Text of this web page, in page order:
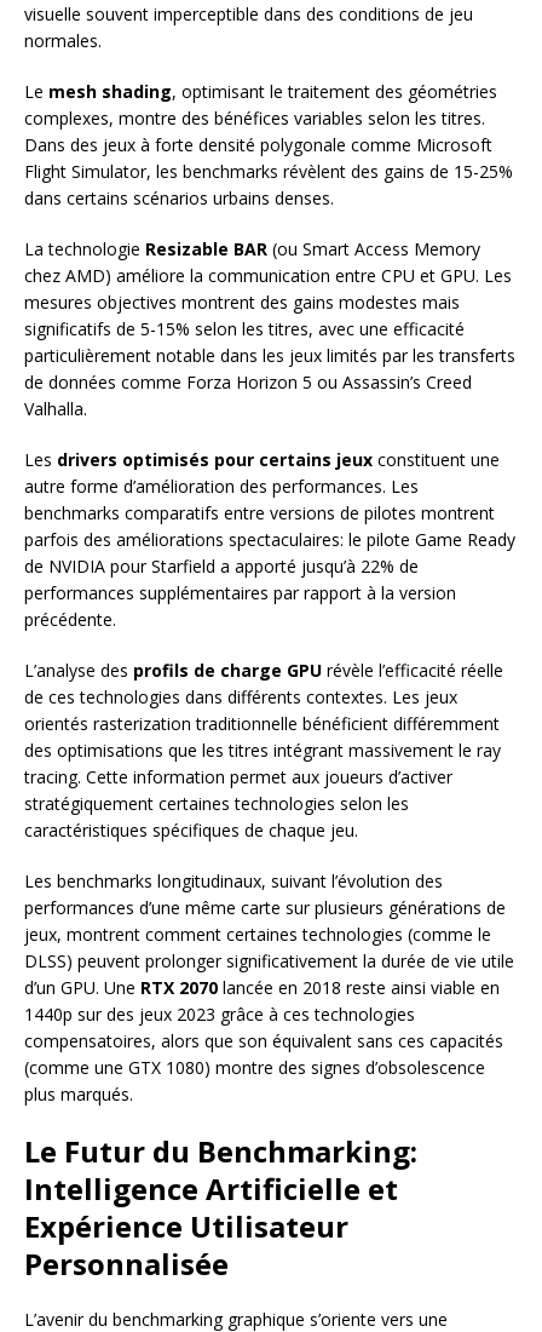
visuelle souvent imperceptible dans des conditions de jeu
normales.
Le mesh shading, optimisant le traitement des géométries
complexes, montre des bénéfices variables selon les titres.
Dans des jeux à forte densité polygonale comme Microsoft
Flight Simulator, les benchmarks révèlent des gains de 15-25%
dans certains scénarios urbains denses.
La technologie Resizable BAR (ou Smart Access Memory
chez AMD) améliore la communication entre CPU et GPU. Les
mesures objectives montrent des gains modestes mais
significatifs de 5-15% selon les titres, avec une efficacité
particulièrement notable dans les jeux limités par les transferts
de données comme Forza Horizon 5 ou Assassin’s Creed
Valhalla.
Les drivers optimisés pour certains jeux constituent une
autre forme d’amélioration des performances. Les
benchmarks comparatifs entre versions de pilotes montrent
parfois des améliorations spectaculaires: le pilote Game Ready
de NVIDIA pour Starfield a apporté jusqu’à 22% de
performances supplémentaires par rapport à la version
précédente.
L’analyse des profils de charge GPU révèle l’efficacité réelle
de ces technologies dans différents contextes. Les jeux
orientés rasterization traditionnelle bénéficient différemment
des optimisations que les titres intégrant massivement le ray
tracing. Cette information permet aux joueurs d’activer
stratégiquement certaines technologies selon les
caractéristiques spécifiques de chaque jeu.
Les benchmarks longitudinaux, suivant l’évolution des
performances d’une même carte sur plusieurs générations de
jeux, montrent comment certaines technologies (comme le
DLSS) peuvent prolonger significativement la durée de vie utile
d’un GPU. Une RTX 2070 lancée en 2018 reste ainsi viable en
1440p sur des jeux 2023 grâce à ces technologies
compensatoires, alors que son équivalent sans ces capacités
(comme une GTX 1080) montre des signes d’obsolescence
plus marqués.
Le Futur du Benchmarking:
Intelligence Artificielle et
Expérience Utilisateur
Personnalisée
L’avenir du benchmarking graphique s’oriente vers une